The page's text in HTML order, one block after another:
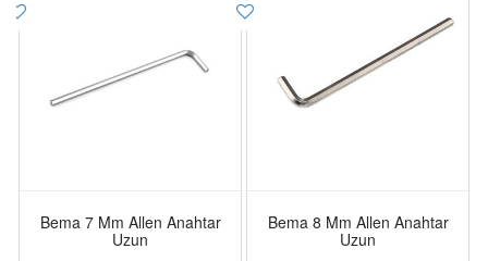
Bema 7 Mm Allen Anahtar
Uzun
Bema 8 Mm Allen Anahtar
Uzun